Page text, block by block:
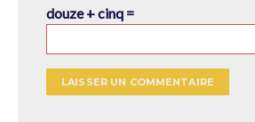
douze + cinq =